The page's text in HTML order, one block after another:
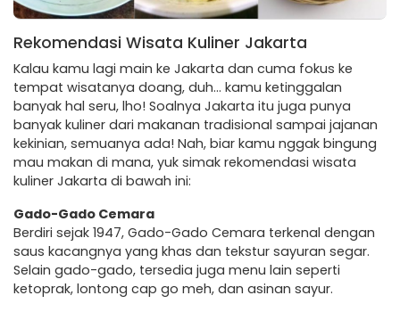
Rekomendasi Wisata Kuliner Jakarta
Kalau kamu lagi main ke Jakarta dan cuma fokus ke
tempat wisatanya doang, duh… kamu ketinggalan
banyak hal seru, lho! Soalnya Jakarta itu juga punya
banyak kuliner dari makanan tradisional sampai jajanan
kekinian, semuanya ada! Nah, biar kamu nggak bingung
mau makan di mana, yuk simak rekomendasi wisata
kuliner Jakarta di bawah ini:
Gado-Gado Cemara
Berdiri sejak 1947, Gado-Gado Cemara terkenal dengan
saus kacangnya yang khas dan tekstur sayuran segar.
Selain gado-gado, tersedia juga menu lain seperti
ketoprak, lontong cap go meh, dan asinan sayur.